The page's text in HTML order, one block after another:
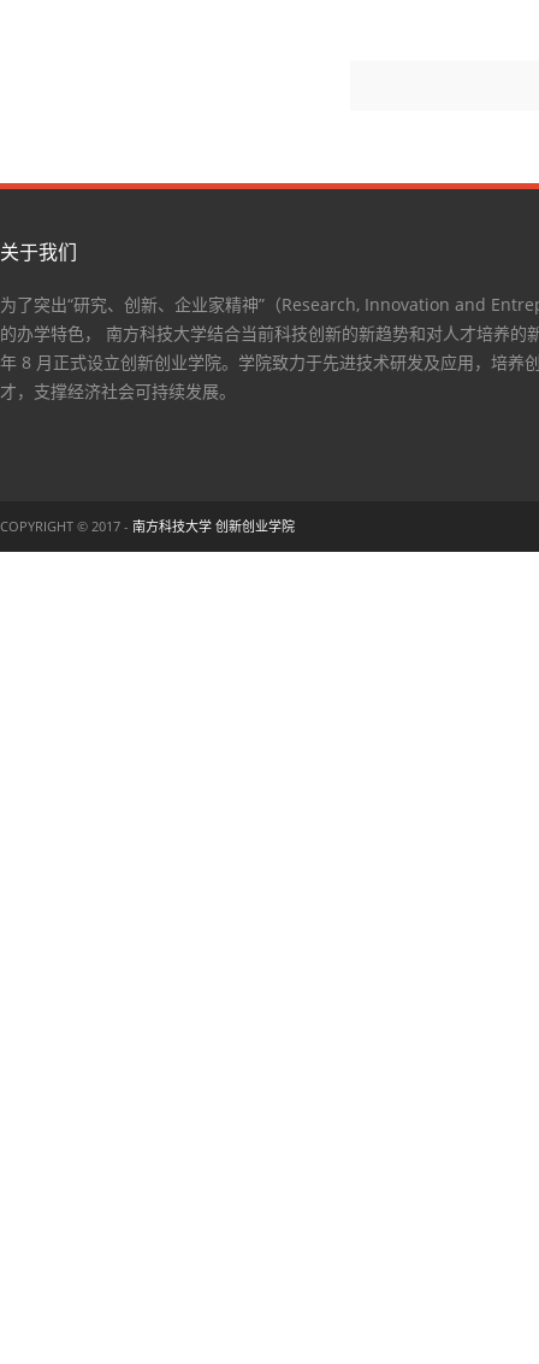
关于我们
为了突出“研究、创新、企业家精神”（Research, Innovation and
的办学特色， 南方科技大学结合当前科技创新的新趋势和对人才培养的
年 8 月正式设立创新创业学院。学院致力于先进技术研发及应用，培养
才，支撑经济社会可持续发展。
COPYRIGHT © 2017 - 南方科技大学 创新创业学院